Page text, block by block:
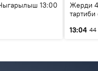
13:00
Жерди
тартиби
13:04 44